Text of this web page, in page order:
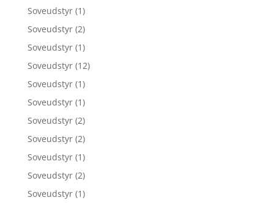
Soveudstyr (1)
Soveudstyr (2)
Soveudstyr (1)
Soveudstyr (12)
Soveudstyr (1)
Soveudstyr (1)
Soveudstyr (2)
Soveudstyr (2)
Soveudstyr (1)
Soveudstyr (2)
Soveudstyr (1)